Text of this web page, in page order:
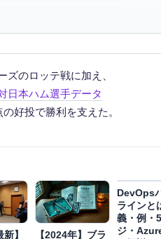
のロッテ戦に加え、
日本ハム選手データ
好投で勝利を支えた。
】
【2024年】ブラ
DevOps
ラインと
義・例・
ジ・